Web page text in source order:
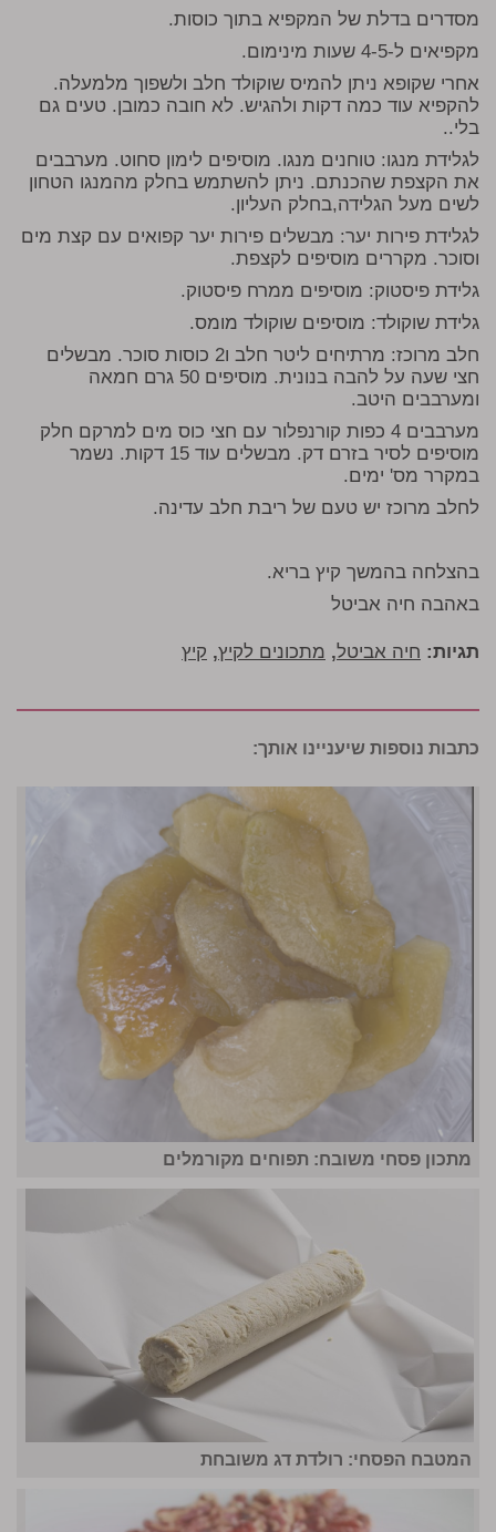
מסדרים בדלת של המקפיא בתוך כוסות.
מקפיאים ל-4-5 שעות מינימום.
אחרי שקופא ניתן להמיס שוקולד חלב ולשפוך מלמעלה.
להקפיא עוד כמה דקות ולהגיש. לא חובה כמובן. טעים גם
בלי..
לגלידת מנגו: טוחנים מנגו. מוסיפים לימון סחוט. מערבבים
את הקצפת שהכנתם. ניתן להשתמש בחלק מהמנגו הטחון
לשים מעל הגלידה,בחלק העליון.
לגלידת פירות יער: מבשלים פירות יער קפואים עם קצת מים
וסוכר. מקררים מוסיפים לקצפת.
גלידת פיסטוק: מוסיפים ממרח פיסטוק.
גלידת שוקולד: מוסיפים שוקולד מומס.
חלב מרוכז: מרתיחים ליטר חלב ו2 כוסות סוכר. מבשלים
חצי שעה על להבה בנונית. מוסיפים 50 גרם חמאה
ומערבבים היטב.
מערבבים 4 כפות קורנפלור עם חצי כוס מים למרקם חלק
מוסיפים לסיר בזרם דק. מבשלים עוד 15 דקות. נשמר
במקרר מס' ימים.
לחלב מרוכז יש טעם של ריבת חלב עדינה.
בהצלחה בהמשך קיץ בריא.
באהבה חיה אביטל
תגיות: חיה אביטל, מתכונים לקיץ, קיץ
כתבות נוספות שיעניינו אותך:
מתכון פסחי משובח: תפוחים מקורמלים
המטבח הפסחי: רולדת דג משובחת